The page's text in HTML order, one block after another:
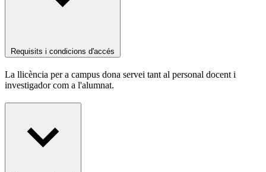
Requisits i condicions d'accés
La llicència per a campus dona servei tant al personal docent i
investigador com a l'alumnat.